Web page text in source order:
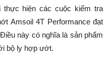
thực hiện các cuộc kiểm tra
Amsoil 4T Performance đạt
này có nghĩa là sản phẩm
bộ ly hợp ướt.